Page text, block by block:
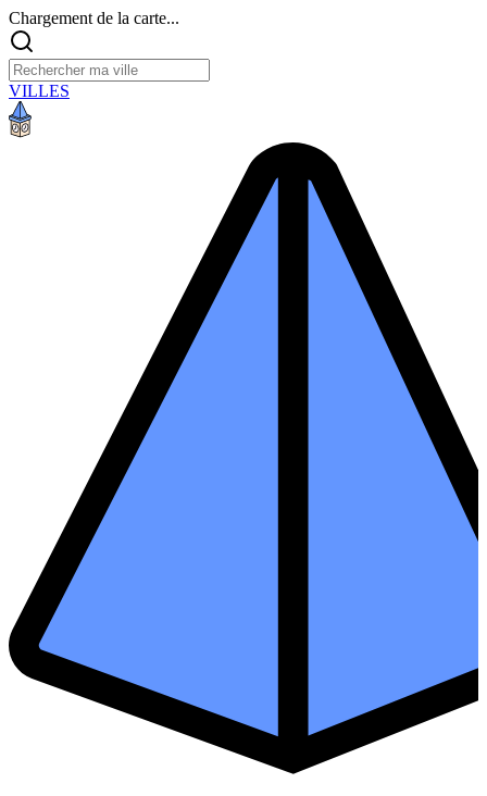
Chargement de la carte...
VILLES